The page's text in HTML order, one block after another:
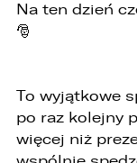
Na ten dzień
🎅
To wyjątkowe
po raz kolejny
więcej niż